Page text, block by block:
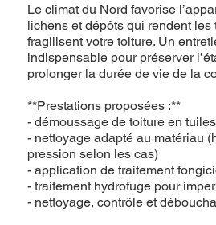
Le climat du Nord favorise
lichens et dépôts qui rendent
fragilisent votre toiture. Un
indispensable pour préserver
prolonger la durée de vie de la
**Prestations proposées :**
- démoussage de toiture en
- nettoyage adapté au matériau
pression selon les cas)
- application de traitement
- traitement hydrofuge pour
- nettoyage, contrôle et